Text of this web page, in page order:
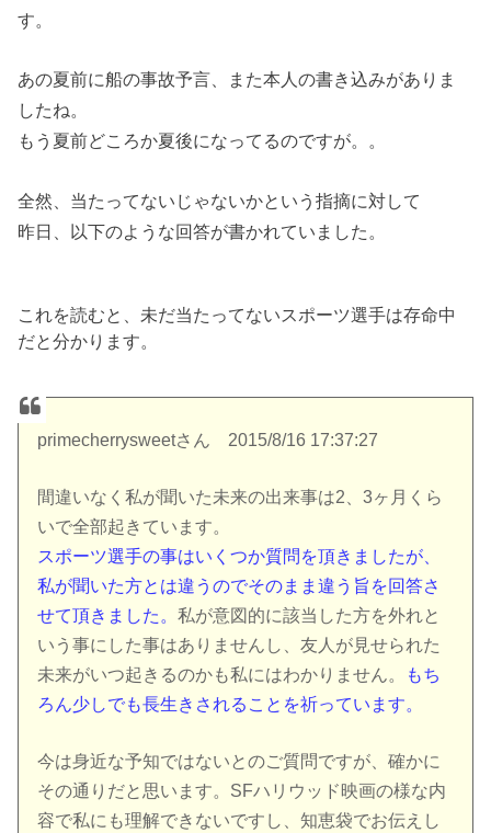
す。
あの夏前に船の事故予言、また本人の書き込みがありま
したね。
もう夏前どころか夏後になってるのですが。。
全然、当たってないじゃないかという指摘に対して
昨日、以下のような回答が書かれていました。
これを読むと、未だ当たってないスポーツ選手は存命中
だと分かります。
primecherrysweetさん 2015/8/16 17:37:27
間違いなく私が聞いた未来の出来事は2、3ヶ月くら
いで全部起きています。
スポーツ選手の事はいくつか質問を頂きましたが、
私が聞いた方とは違うのでそのまま違う旨を回答さ
せて頂きました。私が意図的に該当した方を外れと
いう事にした事はありませんし、友人が見せられた
未来がいつ起きるのかも私にはわかりません。
もち
ろん少しでも長生きされることを祈っています。
今は身近な予知ではないとのご質問ですが、確かに
その通りだと思います。SFハリウッド映画の様な内
容で私にも理解できないですし、知恵袋でお伝えし